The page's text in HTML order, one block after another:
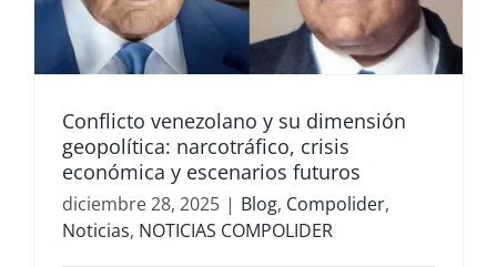
Conflicto venezolano y su dimensión
geopolítica: narcotráfico, crisis
económica y escenarios futuros
diciembre 28, 2025 | Blog, Compolider,
Noticias, NOTICIAS COMPOLIDER